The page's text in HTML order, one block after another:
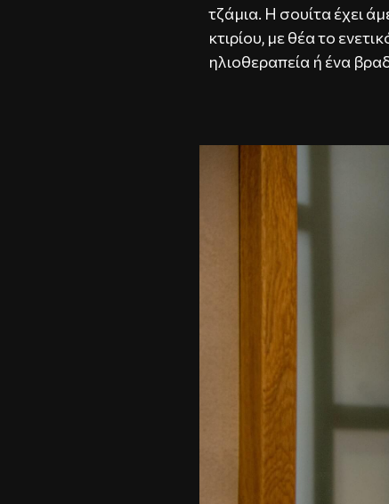
τζάμια. Η σουίτα έχει
κτιρίου, με θέα το
ηλιοθεραπεία ή ένα